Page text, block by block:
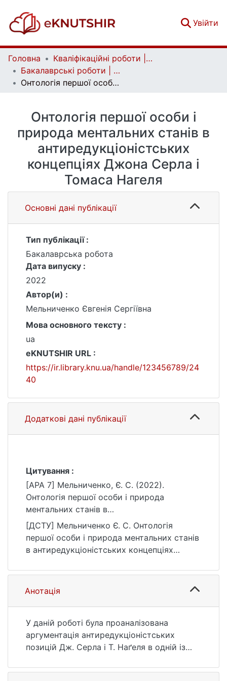
Увійти
Головна
Кваліфікаційні роботи | Qualifying works
Бакалаврські роботи | Bachelor theses
Онтологія першої особи і природа ментальних станів в антиредукціоністських концепціях Джона Серла і Томаса Нагеля
Онтологія першої особи і
природа ментальних станів в
антиредукціоністських
концепціях Джона Серла і
Томаса Нагеля
Основні дані публікації
Тип публікації :
Бакалаврська робота
Дата випуску :
2022
Автор(и) :
Мельниченко Євгенія Сергіївна
Мова основного тексту :
ua
eKNUTSHIR URL :
https://ir.library.knu.ua/handle/123456789/24
40
Додаткові дані публікації
Цитування :
[APA 7] Мельниченко, Є. С. (2022).
Онтологія першої особи і природа
ментальних станів в
антиредукціоністських концепціях Джона
Серла і Томаса Нагеля [Бакалаврська
робота, Київський національний
університет імені Тараса Шевченка].
eKNUTSHIR.
40
[ДСТУ] Мельниченко Є. С. Онтологія
першої особи і природа ментальних станів
в антиредукціоністських концепціях
кваліфікаційна робота бакалавра : 03
Гуманітарні науки. Київ, 2022. 49 с. URL:
https://ir.library.knu.ua/handle/123456789/24
Анотація
У даній роботі була проаналізована
аргументація антиредукціоністських
позицій Дж. Серла і Т. Наґеля в одній із
стосується явища свідомості та природи